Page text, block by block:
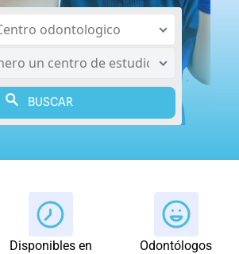
BUSCAR
Disponibles en
Odontólogos